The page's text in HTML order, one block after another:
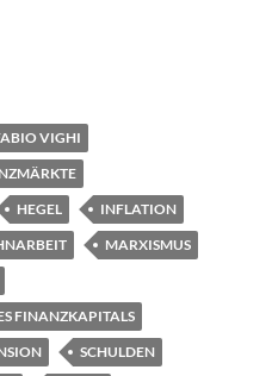
VIGHI
HEGEL
INFLATION
MARXISMUS
FINANZKAPITALS
SCHULDEN